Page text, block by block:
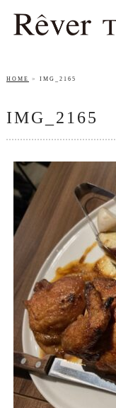
HOME IMG_2165
IMG_2165